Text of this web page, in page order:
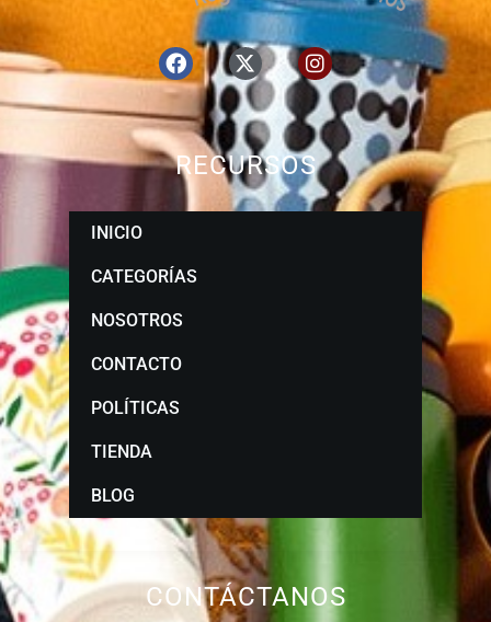
CONTÁCTANOS
RECURSOS
INICIO
CATEGORÍAS
NOSOTROS
CONTACTO
POLÍTICAS
TIENDA
BLOG